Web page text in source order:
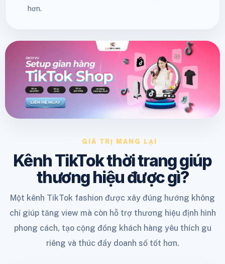
hơn.
GIÁ TRỊ MANG LẠI
Kênh TikTok thời trang giúp
thương hiệu được gì?
Một kênh TikTok fashion được xây đúng hướng không
chỉ giúp tăng view mà còn hỗ trợ thương hiệu định hình
phong cách, tạo cộng đồng khách hàng yêu thích gu
riêng và thúc đẩy doanh số tốt hơn.